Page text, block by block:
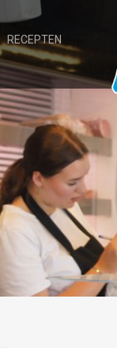
RECEPTEN